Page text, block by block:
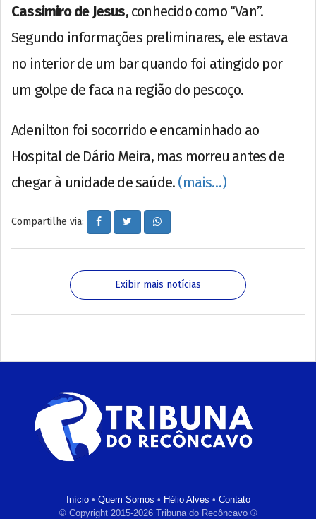
Cassimiro de Jesus, conhecido como “Van”.
Segundo informações preliminares, ele estava
no interior de um bar quando foi atingido por
um golpe de faca na região do pescoço.
Adenilton foi socorrido e encaminhado ao
Hospital de Dário Meira, mas morreu antes de
chegar à unidade de saúde. (mais…)
Compartilhe via:
Exibir mais notícias
Início• Quem Somos • Hélio Alves • Contato
© Copyright 2015-2026 Tribuna do Recôncavo ®